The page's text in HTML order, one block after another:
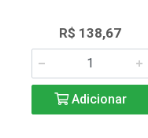
R$ 138,67
Adicionar